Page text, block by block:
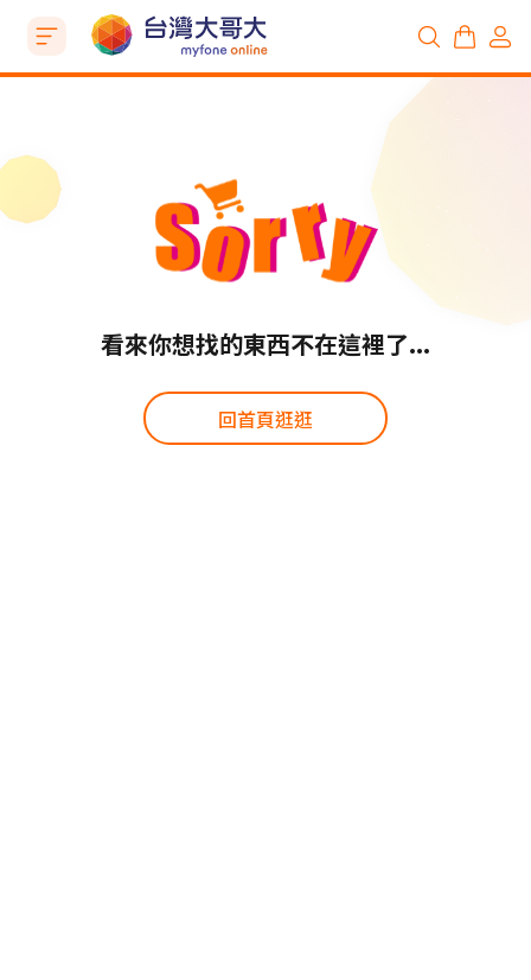
看來你想找的東西不在這裡了...
回首頁逛逛